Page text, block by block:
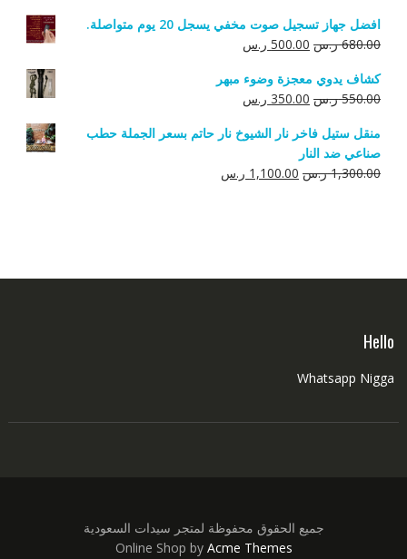
افضل جهاز تسجيل صوت مخفي يسجل 20 يوم متواصلة.
680.00 ر.س السعر
هو:
680.00 ر.س.
500.00 ر.سالسعر
هو:
500.00 ر.س.
كشاف يدوي معجزة وضوء مبهر
550.00 ر.س السعر
هو:
550.00 ر.س.
350.00 ر.سالسعر
هو:
منقل ستيل فاخر نار الشيوخ نار حاتم بسعر الجملة حطب
صناعي ضد النار
1,300.00 ر.س السعر
1,100.00 ر.سالسعر
Hello
Whatsapp Nigga
جميع الحقوق محفوظة لمتجر سيدات السعودية
Online Shop by Acme Themes